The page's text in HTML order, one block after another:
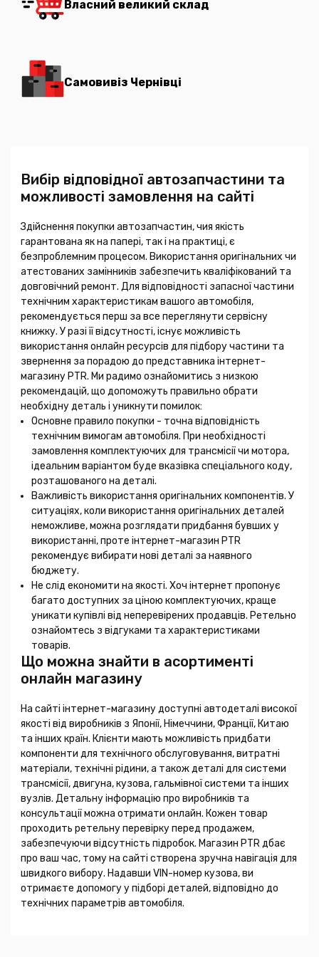
Власний великий склад
Самовивіз Чернівці
Вибір відповідної автозапчастини та
можливості замовлення на сайті
Здійснення покупки автозапчастин, чия якість
гарантована як на папері, так і на практиці, є
безпроблемним процесом. Використання оригінальних чи
атестованих замінників забезпечить кваліфікований та
довговічний ремонт. Для відповідності запасної частини
технічним характеристикам вашого автомобіля,
рекомендується перш за все переглянути сервісну
книжку. У разі її відсутності, існує можливість
використання онлайн ресурсів для підбору частини та
звернення за порадою до представника інтернет-
магазину PTR. Ми радимо ознайомитись з низкою
рекомендацій, що допоможуть правильно обрати
необхідну деталь і уникнути помилок:
Основне правило покупки - точна відповідність
технічним вимогам автомобіля. При необхідності
замовлення комплектуючих для трансмісії чи мотора,
ідеальним варіантом буде вказівка спеціального коду,
розташованого на деталі.
Важливість використання оригінальних компонентів. У
ситуаціях, коли використання оригінальних деталей
неможливе, можна розглядати придбання бувших у
використанні, проте інтернет-магазин PTR
рекомендує вибирати нові деталі за наявного
бюджету.
Не слід економити на якості. Хоч інтернет пропонує
багато доступних за ціною комплектуючих, краще
уникати купівлі від неперевірених продавців. Ретельно
ознайомтесь з відгуками та характеристиками
товарів.
Що можна знайти в асортименті
онлайн магазину
На сайті інтернет-магазину доступні автодеталі високої
якості від виробників з Японії, Німеччини, Франції, Китаю
та інших країн. Клієнти мають можливість придбати
компоненти для технічного обслуговування, витратні
матеріали, технічні рідини, а також деталі для системи
трансмісії, двигуна, кузова, гальмівної системи та інших
вузлів. Детальну інформацію про виробників та
консультації можна отримати онлайн. Кожен товар
проходить ретельну перевірку перед продажем,
забезпечуючи відсутність підробок. Магазин PTR дбає
про ваш час, тому на сайті створена зручна навігація для
швидкого вибору. Надавши VIN-номер кузова, ви
отримаєте допомогу у підборі деталей, відповідно до
технічних параметрів автомобіля.